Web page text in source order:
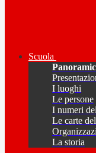
Scuola
I luoghi
Le persone
I numeri
Le carte
La storia